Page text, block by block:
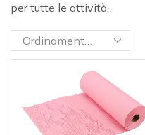
per tutte le attività.